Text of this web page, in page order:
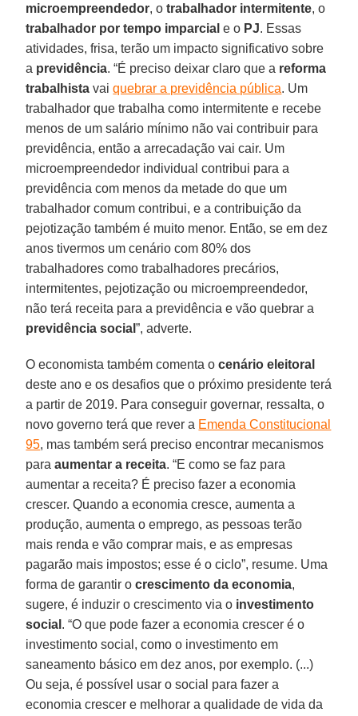
microempreendedor, otrabalhador intermitente, o
trabalhador por tempo imparcial e o PJ. Essas
atividades, frisa, terão um impacto significativo sobre
a previdência. “É preciso deixar claro que a reforma
trabalhista vaiquebrar a previdência pública. Um
trabalhador que trabalha como intermitente e recebe
menos de um salário mínimo não vai contribuir para
previdência, então a arrecadação vai cair. Um
microempreendedor individual contribui para a
previdência com menos da metade do que um
trabalhador comum contribui, e a contribuição da
pejotização também é muito menor. Então, se em dez
anos tivermos um cenário com 80% dos
trabalhadores como trabalhadores precários,
intermitentes, pejotização ou microempreendedor,
não terá receita para a previdência e vão quebrar a
previdência social”, adverte.
O economista também comenta ocenário eleitoral
deste ano e os desafios que o próximo presidente terá
a partir de 2019. Para conseguir governar, ressalta, o
novo governo terá que rever a Emenda Constitucional
95, mas também será preciso encontrar mecanismos
paraaumentar a receita. “E como se faz para
aumentar a receita? É preciso fazer a economia
crescer. Quando a economia cresce, aumenta a
produção, aumenta o emprego, as pessoas terão
mais renda e vão comprar mais, e as empresas
pagarão mais impostos; esse é o ciclo”, resume. Uma
forma de garantir ocrescimento da economia,
sugere, é induzir o crescimento via o investimento
social . “O que pode fazer a economia crescer é o
investimento social, como o investimento em
saneamento básico em dez anos, por exemplo. (...)
Ou seja, é possível usar o social para fazer a
economia crescer e melhorar a qualidade de vida da